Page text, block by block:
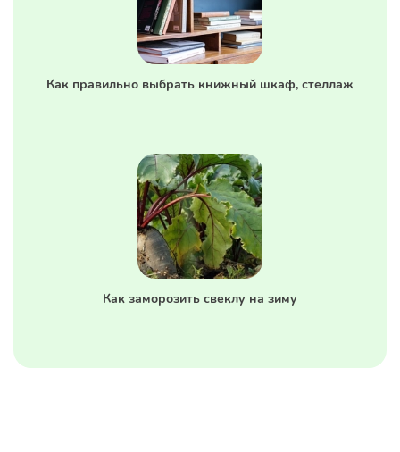
Как правильно выбрать книжный шкаф, стеллаж
Как заморозить свеклу на зиму